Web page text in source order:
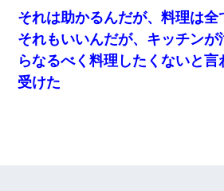
宅飲みで女友達の乳を見てしまった・・・
【修羅場】彼女親「カスな家柄のヤツな
めんだ」俺「じゃあ別れます…」→ 彼女
それは助かるんだが、料理は全
それもいいんだが、キッチン
らなるべく料理したくないと
受けた